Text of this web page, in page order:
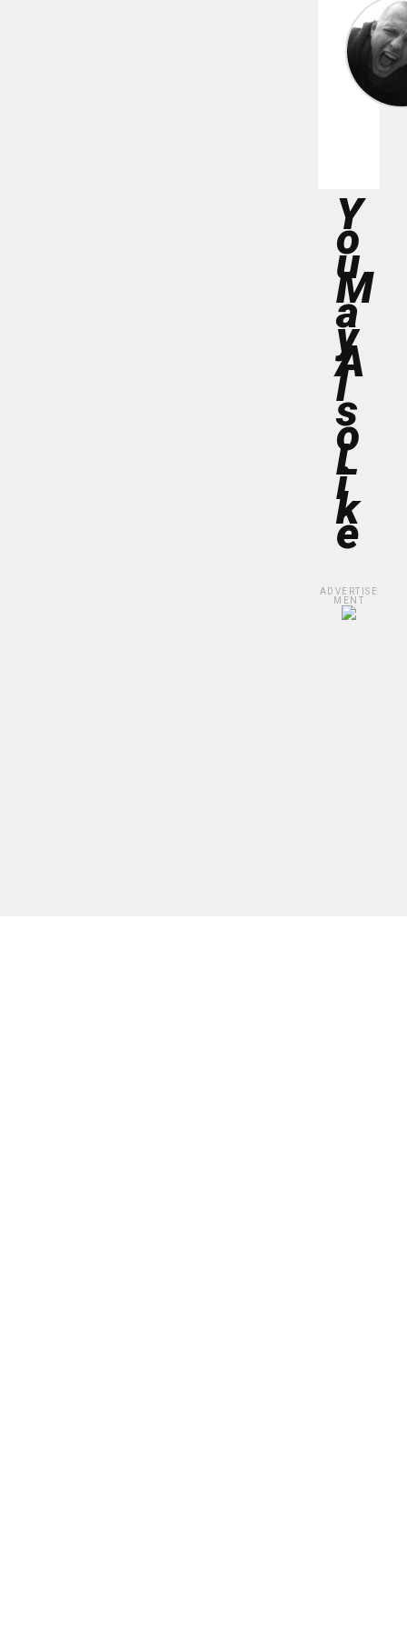
Y
O
U
M
A
Y
A
L
S
O
L
I
K
E
ADVERTISE
MENT